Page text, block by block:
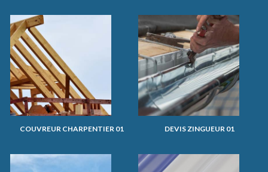
COUVREUR CHARPENTIER 01 DEVIS ZINGUEUR 01